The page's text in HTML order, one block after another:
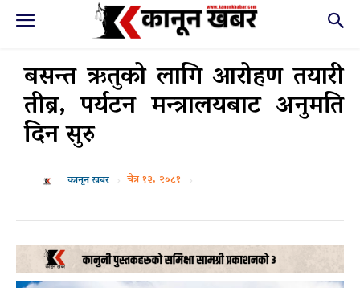
बसन्त ऋतुको लागि आरोहण तयारी
तीब्र, पर्यटन मन्त्रालयबाट अनुमति
दिन सुरु
कानून खबर चैत्र १३, २०८१